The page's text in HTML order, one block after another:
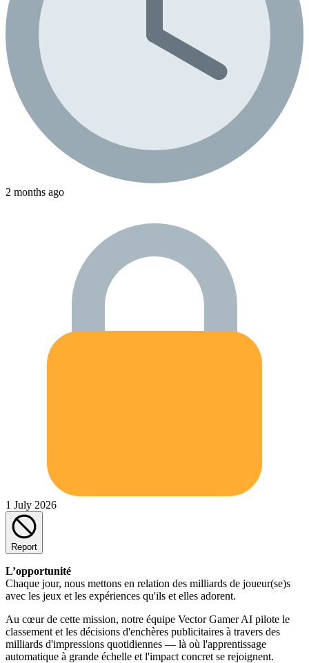
2 months ago
1 July 2026
Report
L’opportunité
Chaque jour, nous mettons en relation des milliards de joueur(se)s
avec les jeux et les expériences qu'ils et elles adorent.
Au cœur de cette mission, notre équipe Vector Gamer AI pilote le
classement et les décisions d'enchères publicitaires à travers des
milliards d'impressions quotidiennes — là où l'apprentissage
automatique à grande échelle et l'impact concret se rejoignent.